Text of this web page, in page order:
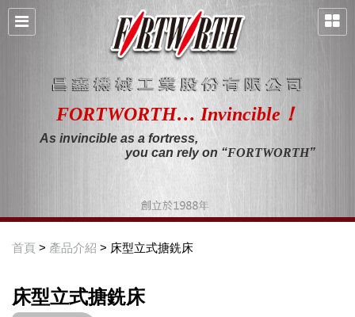
FORTWORTH… Invincible！
As invincible as a fortress,
you can rely on “FORTWORTH”
首頁 > 產品介紹 > 床型立式搪銑床
床型立式搪銑床